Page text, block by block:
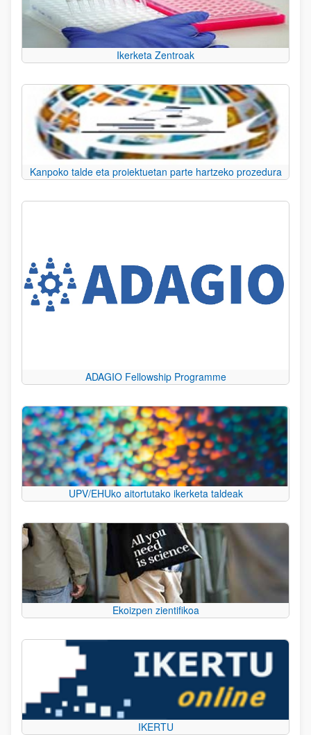
Ikerketa Zentroak
Kanpoko talde eta proiektuetan parte hartzeko prozedura
ADAGIO Fellowship Programme
UPV/EHUko aitortutako ikerketa taldeak
Ekoizpen zientifikoa
IKERTU